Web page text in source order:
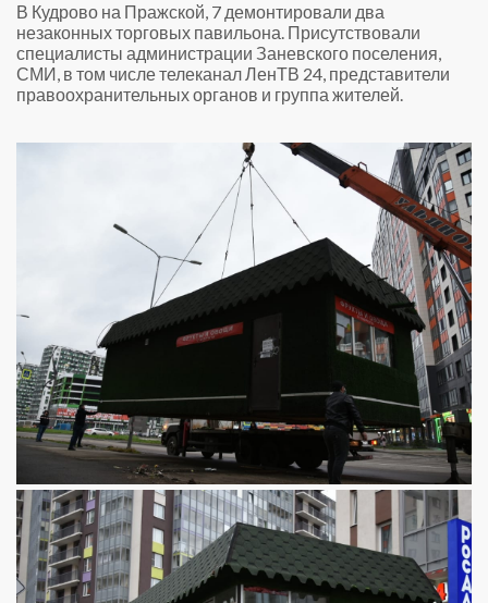
В Кудрово на Пражской, 7 демонтировали два
незаконных торговых павильона. Присутствовали
специалисты администрации Заневского поселения,
СМИ, в том числе телеканал ЛенТВ 24, представители
правоохранительных органов и группа жителей.